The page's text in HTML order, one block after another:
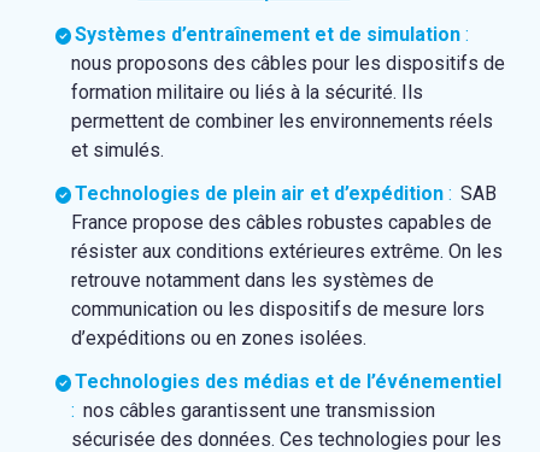
Systèmes d’entraînement et de simulation :
nous proposons des câbles pour les dispositifs de
formation militaire ou liés à la sécurité. Ils
permettent de combiner les environnements réels
et simulés.
Technologies de plein air et d’expédition : SAB
France propose des câbles robustes capables de
résister aux conditions extérieures extrême. On les
retrouve notamment dans les systèmes de
communication ou les dispositifs de mesure lors
d’expéditions ou en zones isolées.
Technologies des médias et de l’événementiel
: nos câbles garantissent une transmission
sécurisée des données. Ces technologies pour les